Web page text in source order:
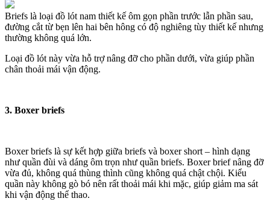
Briefs là loại đồ lót nam thiết kế ôm gọn phần trước lẫn phần sau,
đường cắt từ bẹn lên hai bên hông có độ nghiêng tùy thiết kế nhưng
thường không quá lớn.
Loại đồ lót này vừa hỗ trợ nâng đỡ cho phần dưới, vừa giúp phần
chân thoải mái vận động.
3. Boxer briefs
Boxer briefs là sự kết hợp giữa briefs và boxer short – hình dạng
như quần đùi và dáng ôm trọn như quần briefs. Boxer brief nâng đỡ
vừa đủ, không quá thùng thình cũng không quá chật chội. Kiểu
quần này không gò bó nên rất thoải mái khi mặc, giúp giảm ma sát
khi vận động thể thao.